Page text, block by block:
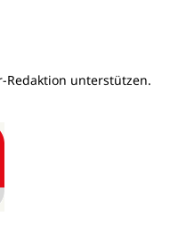
Redaktion unterstützen.